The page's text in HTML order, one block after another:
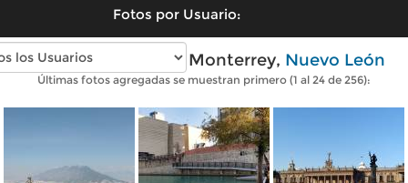
Fotos por Usuario:
Fotos modernas de Monterrey, Nuevo León
Últimas fotos agregadas se muestran primero (1 al 24 de 256):